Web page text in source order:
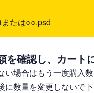
たは○○.psd
を確認し、カート
場合はもう一度購入数
に数量を変更しないで